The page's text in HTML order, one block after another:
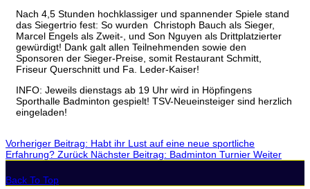
Nach 4,5 Stunden hochklassiger und spannender Spiele stand
das Siegertrio fest: So wurden Christoph Bauch als Sieger,
Marcel Engels als Zweit-, und Son Nguyen als Drittplatzierter
gewürdigt! Dank galt allen Teilnehmenden sowie den
Sponsoren der Sieger-Preise, somit Restaurant Schmitt,
Friseur Querschnitt und Fa. Leder-Kaiser!
INFO: Jeweils dienstags ab 19 Uhr wird in Höpfingens
Sporthalle Badminton gespielt! TSV-Neueinsteiger sind herzlich
eingeladen!
Vorheriger Beitrag: Habt ihr Lust auf eine neue sportliche
Erfahrung? Zurück Nächster Beitrag: Badminton Turnier Weiter
Back To Top